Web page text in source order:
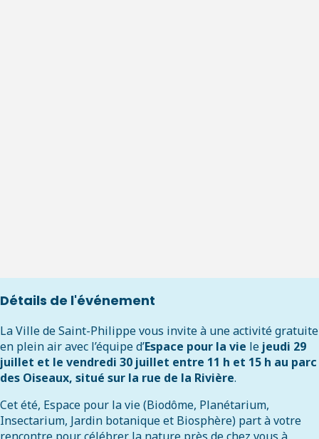
Détails de l'événement
La Ville de Saint-Philippe vous invite à une activité gratuite
en plein air avec l’équipe d’Espace pour la vie le jeudi 29
juillet et le vendredi 30 juillet entre 11 h et 15 h au parc
des Oiseaux, situé sur la rue de la Rivière.
Cet été, Espace pour la vie (Biodôme, Planétarium,
Insectarium, Jardin botanique et Biosphère) part à votre
rencontre pour célébrer la nature près de chez vous à